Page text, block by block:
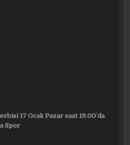
17 Ocak Pazar saat 19.00’da
Spor